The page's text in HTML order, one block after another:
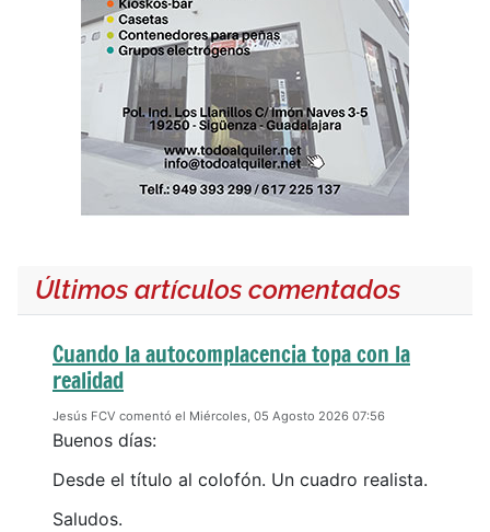
Últimos artículos comentados
Cuando la autocomplacencia topa con la
realidad
Jesús FCV comentó el Miércoles, 05 Agosto 2026 07:56
Buenos días:
Desde el título al colofón. Un cuadro realista.
Saludos.